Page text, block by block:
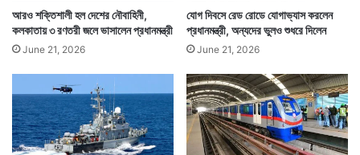
আরও শক্তিশালী হল দেশের নৌবাহিনী,
কলকাতায় ৩ রণতরী জলে ভাসালেন প্রধানমন্ত্রী
June 21, 2026
যোগ দিবসে রেড রোডে যোগাভ্যাস করলেন
প্রধানমন্ত্রী, অন্যদের ভুলও শুধরে দিলেন
June 21, 2026